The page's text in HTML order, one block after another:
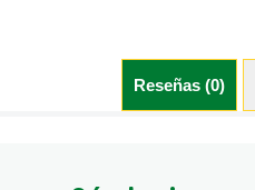
Reseñas (0)